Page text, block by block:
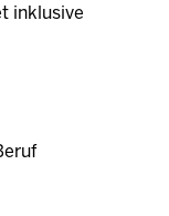
inklusive